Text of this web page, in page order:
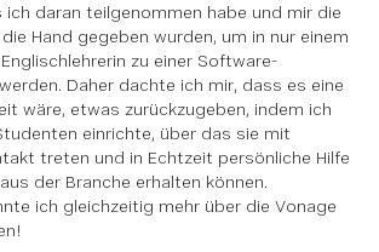
ich daran teilgenommen habe und mir die
Hand gegeben wurden, um in nur einem
zu einer Software-
Daher dachte ich mir, dass es eine
wäre, etwas zurückzugeben, indem ich
einrichte, über das sie mit
treten und in Echtzeit persönliche Hilfe
der Branche erhalten können.
ich gleichzeitig mehr über die Vonage